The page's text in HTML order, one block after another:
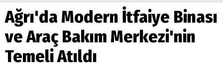
07:16 Doğubayazıt'ta çocukların sırtındaki ağır yük
07:00 DEVLET ve HÜKÜMET
18:29 ÇARŞI CADDESİ YAZ BOZ TAHTASI
Ağrı'da Modern İtfaiye Binası
ve Araç Bakım Merkezi'nin
Temeli Atıldı